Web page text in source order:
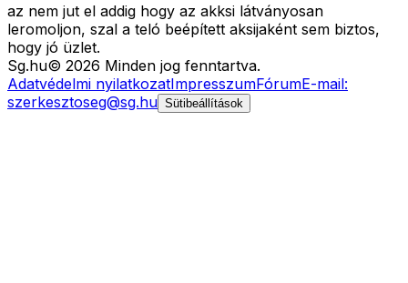
az nem jut el addig hogy az akksi látványosan
leromoljon, szal a teló beépített aksijaként sem biztos,
hogy jó üzlet.
Sg.hu© 2026 Minden jog fenntartva.
Adatvédelmi nyilatkozatImpresszumFórumE-mail:
szerkesztoseg@sg.hu Sütibeállítások